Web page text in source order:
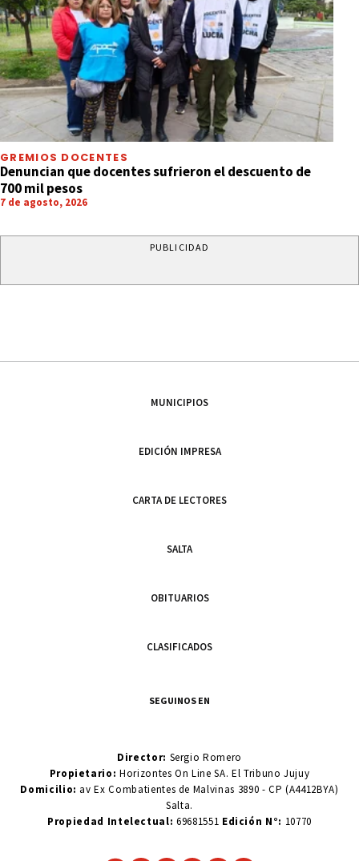
GREMIOS DOCENTES
Denuncian que docentes sufrieron el descuento de
700 mil pesos
7 de agosto, 2026
PUBLICIDAD
MUNICIPIOS
EDICIÓN IMPRESA
CARTA DE LECTORES
SALTA
OBITUARIOS
CLASIFICADOS
SEGUINOS EN
Director: Sergio Romero
Propietario:Horizontes On Line SA. El Tribuno Jujuy
Domicilio: av Ex Combatientes de Malvinas 3890 - CP (A4412BYA)
Salta.
Propiedad Intelectual: 69681551 Edición N°: 10770